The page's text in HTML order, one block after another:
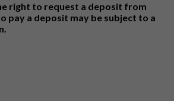
right to request a deposit from
pay a deposit may be subject to a